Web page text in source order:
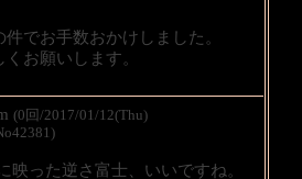
でお手数おかけしました。
お願いします。
(0回/2017/01/12(Thu)
映った逆さ富士、いいですね。